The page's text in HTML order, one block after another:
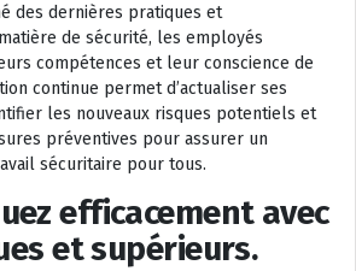
des dernières pratiques et
de sécurité, les employés
compétences et leur conscience de
continue permet d’actualiser ses
les nouveaux risques potentiels et
préventives pour assurer un
sécuritaire pour tous.
efficacement avec
et supérieurs.